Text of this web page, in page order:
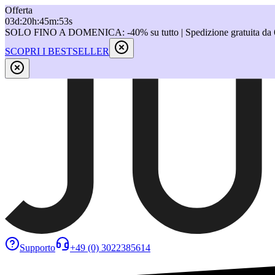
Offerta
03d:20h:45m:53s
SOLO FINO A DOMENICA: -40% su tutto | Spedizione gratuita da
SCOPRI I BESTSELLER
Supporto +49 (0) 3022385614